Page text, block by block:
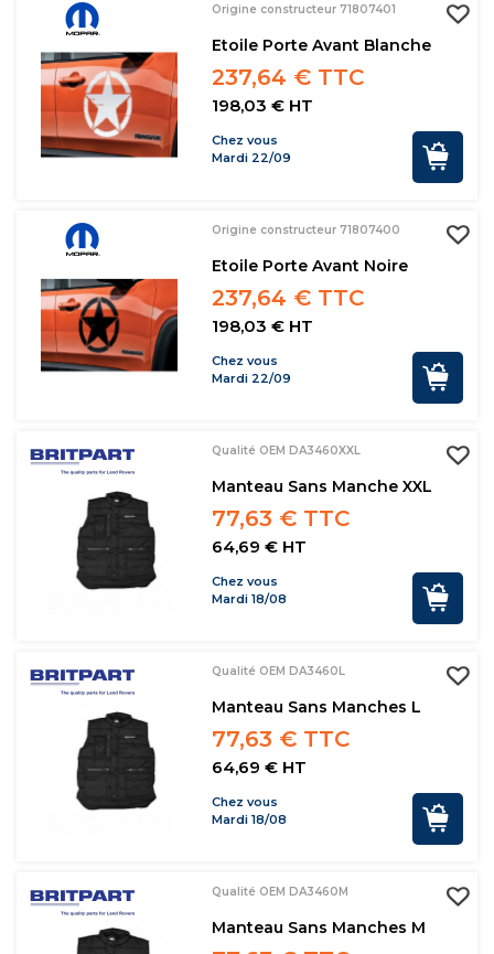
Origine constructeur 71807401
Etoile Porte Avant Blanche
237,64 € TTC
198,03 € HT
Chez vous
Mardi 22/09
Origine constructeur 71807400
Etoile Porte Avant Noire
237,64 € TTC
198,03 € HT
Chez vous
Mardi 22/09
Qualité OEM DA3460XXL
Manteau Sans Manche XXL
77,63 € TTC
64,69 € HT
Chez vous
Mardi 18/08
Qualité OEM DA3460L
Manteau Sans Manches L
77,63 € TTC
64,69 € HT
Chez vous
Mardi 18/08
Qualité OEM DA3460M
Manteau Sans Manches M